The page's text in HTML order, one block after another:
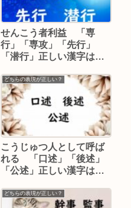
せんこう者利益 「専
行」「専攻」「先行」
「潜行」正しい漢字はど
どちらの表現が正しい？
こうじゅつ人として呼ば
れる 「口述」「後述」
「公述」正しい漢字はど
どちらの表現が正しい？